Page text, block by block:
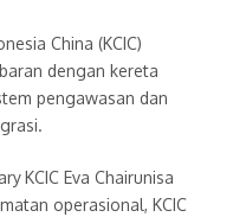
China (KCIC)
dengan kereta
pengawasan dan
KCIC Eva Chairunisa
operasional, KCIC